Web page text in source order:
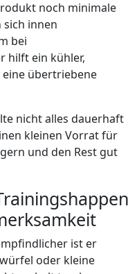
noch minimale
sich innen
bei
hilft ein kühler,
übertriebene
nicht alles dauerhaft
kleinen Vorrat für
und den Rest gut
ist er
oder kleine